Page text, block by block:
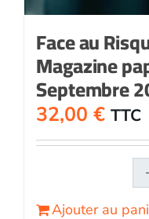
Face au
Magazine
Septembre
32,00 € TTC
Ajouter au